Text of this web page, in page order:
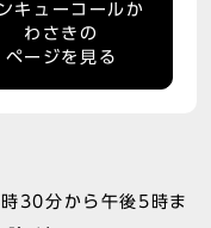
キューコールか
わさきの
ページを見る
30分から午後5時ま